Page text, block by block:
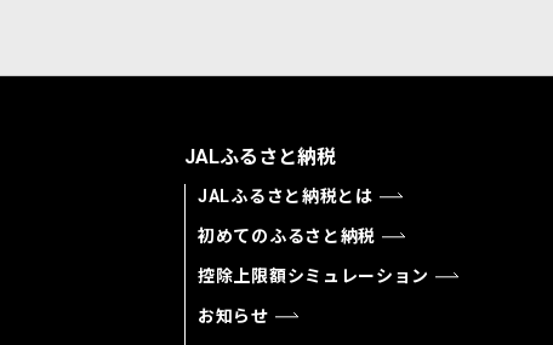
JALふるさと納税
JALふるさと納税とは
初めてのふるさと納税
控除上限額シミュレーション
お知らせ